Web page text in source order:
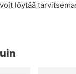
löytää
syöttilaatikoita,
varten